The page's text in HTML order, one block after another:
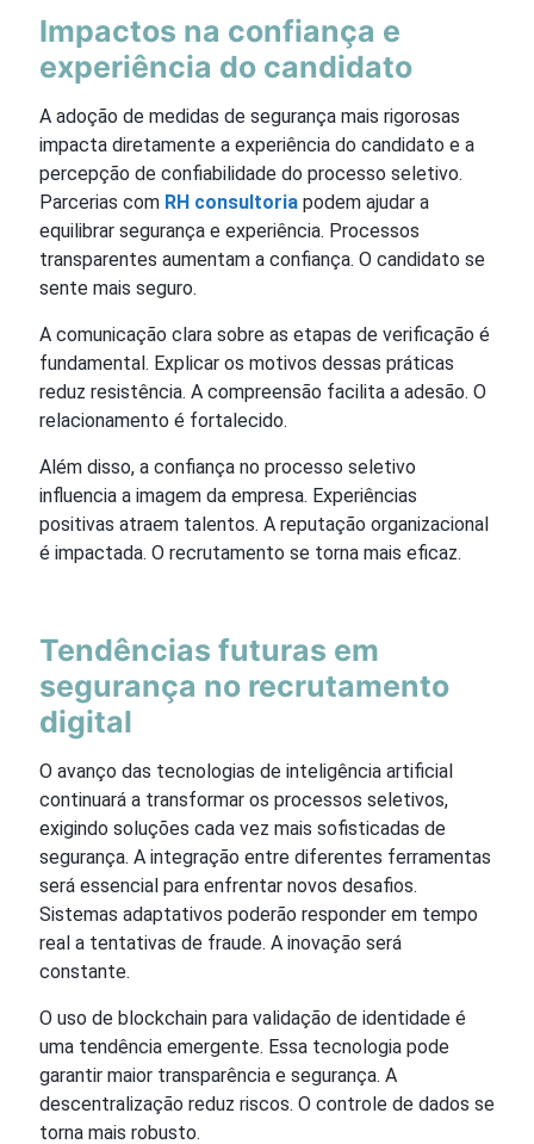
Impactos na confiança e
experiência do candidato
A adoção de medidas de segurança mais rigorosas
impacta diretamente a experiência do candidato e a
percepção de confiabilidade do processo seletivo.
Parcerias com RH consultoria podem ajudar a
equilibrar segurança e experiência. Processos
transparentes aumentam a confiança. O candidato se
sente mais seguro.
A comunicação clara sobre as etapas de verificação é
fundamental. Explicar os motivos dessas práticas
reduz resistência. A compreensão facilita a adesão. O
relacionamento é fortalecido.
Além disso, a confiança no processo seletivo
influencia a imagem da empresa. Experiências
positivas atraem talentos. A reputação organizacional
é impactada. O recrutamento se torna mais eficaz.
Tendências futuras em
segurança no recrutamento
digital
O avanço das tecnologias de inteligência artificial
continuará a transformar os processos seletivos,
exigindo soluções cada vez mais sofisticadas de
segurança. A integração entre diferentes ferramentas
será essencial para enfrentar novos desafios.
Sistemas adaptativos poderão responder em tempo
real a tentativas de fraude. A inovação será
constante.
O uso de blockchain para validação de identidade é
uma tendência emergente. Essa tecnologia pode
garantir maior transparência e segurança. A
descentralização reduz riscos. O controle de dados se
torna mais robusto.